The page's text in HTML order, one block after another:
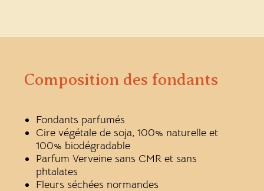
Composition des fondants
Fondants parfumés
Cire végétale de soja, 100% naturelle et
100% biodégradable
Parfum Verveine sans CMR et sans
phtalates
Fleurs séchées normandes